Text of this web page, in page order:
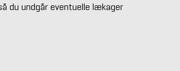
du undgår eventuelle lækager